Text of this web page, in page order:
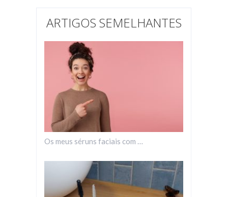
ARTIGOS SEMELHANTES
Os meus séruns faciais com …